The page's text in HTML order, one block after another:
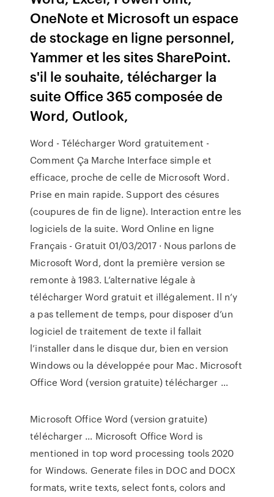
OneNote et Microsoft un espace
de stockage en ligne personnel,
Yammer et les sites SharePoint.
s'il le souhaite, télécharger la
suite Office 365 composée de
Word, Outlook,
Word - Télécharger Word gratuitement -
Comment Ça Marche Interface simple et
efficace, proche de celle de Microsoft Word.
Prise en main rapide. Support des césures
(coupures de fin de ligne). Interaction entre les
logiciels de la suite. Word Online en ligne
Français - Gratuit 01/03/2017 · Nous parlons de
Microsoft Word, dont la première version se
remonte à 1983. L’alternative légale à
télécharger Word gratuit et illégalement. Il n’y
a pas tellement de temps, pour disposer d’un
logiciel de traitement de texte il fallait
l’installer dans le disque dur, bien en version
Windows ou la développée pour Mac. Microsoft
Office Word (version gratuite) télécharger …
Microsoft Office Word (version gratuite)
télécharger … Microsoft Office Word is
mentioned in top word processing tools 2020
for Windows. Generate files in DOC and DOCX
formats, write texts, select fonts, colors and